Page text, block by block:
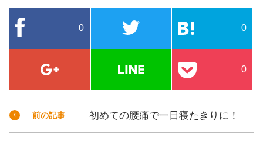
0 0
0
前の記事 初めての腰痛で一日寝たきりに！